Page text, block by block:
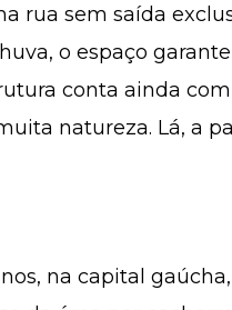
rua sem saída
o espaço
conta ainda
natureza. Lá, a
na capital